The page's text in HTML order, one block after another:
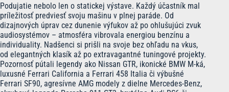
Podujatie nebolo len o statickej výstave. Každý účastník mal
príležitosť predviesť svoju mašinu v plnej paráde. Od
dizajnových úprav cez dunenie výfukov až po ohlušujúci zvuk
audiosystémov – atmosféra vibrovala energiou benzínu a
individuality. Nadšenci si prišli na svoje bez ohľadu na vkus,
od elegantných klasík až po extravagantné tuningové projekty.
Pozornosť pútali legendy ako Nissan GTR, ikonické BMW M-ká,
luxusné Ferrari California a Ferrari 458 Italia či výbušné
Ferrari SF90, agresívne AMG modely z dielne Mercedes-Benz,